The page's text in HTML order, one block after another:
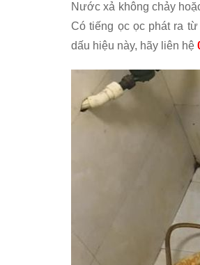
Nước xả không chảy
Có tiếng ọc ọc phát ra
dấu hiệu này, hãy liên hệ